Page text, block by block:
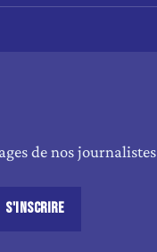
de nos journalistes
S'INSCRIRE